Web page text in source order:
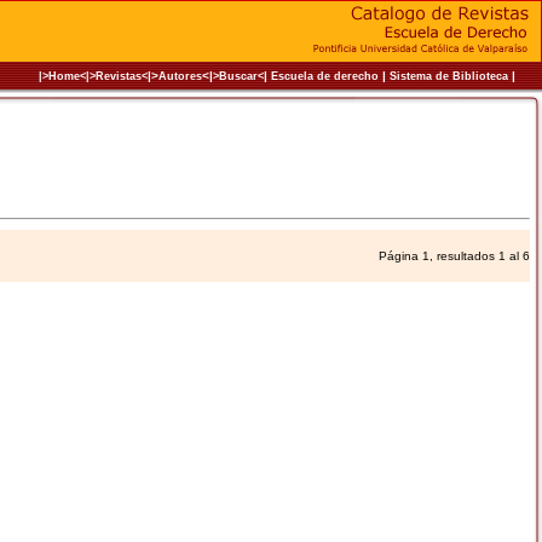
|>Home<|>Revistas<|>Autores<|>Buscar<|Escuela de derecho|Sistema de Biblioteca|
Página 1, resultados 1 al 6